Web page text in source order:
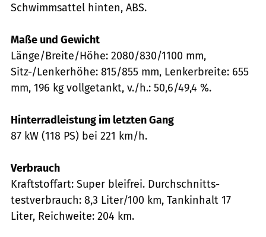
Schwimmsattel hinten, ABS.
Maße und Gewicht
Länge/Breite/Höhe: 2080/830/1100 mm,
Sitz-/Lenkerhöhe: 815/855 mm, Lenkerbreite: 655
mm, 196 kg vollgetankt, v./h.: 50,6/49,4 %.
Hinterradleistung im letzten Gang
87 kW (118 PS) bei 221 km/h.
Verbrauch
Kraftstoffart: Super bleifrei. Durchschnitts­
testverbrauch: 8,3 Liter/100 km, Tankinhalt 17
Liter, Reichweite: 204 km.